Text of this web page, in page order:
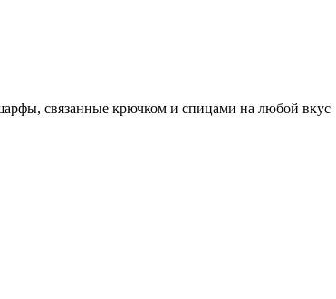
связанные крючком и спицами на любой вкус